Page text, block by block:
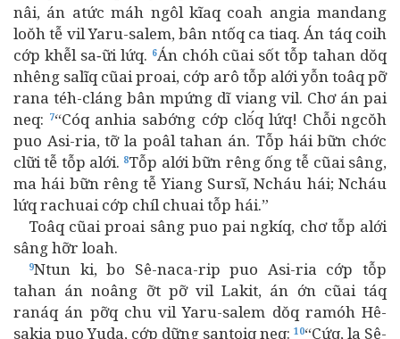
nâi, án atức máh ngôl kĩaq coah angia mandang
loŏh tễ vil Yaru-salem, bân ntốq ca tiaq. Án táq coih
cớp khễl sa‑ữi lứq. 6Án chóh cũai sốt tỗp tahan dŏq
nhêng salĩq cũai proai, cớp arô tỗp alới yỗn toâq pỡ
rana téh-cláng bân mpứng dĩ viang vil. Chơ án pai
neq: 7“Cóq anhia sabớng cớp clŏ́q lứq! Chỗi ngcŏh
puo Asi-ria, tỡ la poâl tahan án. Tỗp hái bữn chớc
clữi tễ tỗp alới. 8Tỗp alới bữn rêng ống tễ cũai sâng,
ma hái bữn rêng tễ Yiang Sursĩ, Ncháu hái; Ncháu
lứq rachuai cớp chíl chuai tỗp hái.”
Toâq cũai proai sâng puo pai ngkíq, chơ tỗp alới
sâng hỡr loah.
9Ntun ki, bo Sê-naca-rip puo Asi-ria cớp tỗp
tahan án noâng ỡt pỡ vil Lakit, án ớn cũai táq
ranáq án pỡq chu vil Yaru-salem dŏq ramóh Hê-
sakia puo Yuda, cớp dững santoiq neq: 10“Cứq, la Sê-